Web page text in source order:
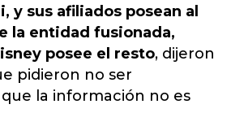
y sus afiliados posean al
la entidad fusionada,
posee el resto, dijeron
pidieron no ser
la información no es